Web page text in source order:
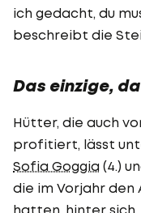
ich gedacht, du
beschreibt die
Das einzige,
Hütter, die auch
profitiert, lässt
Sofia Goggia (4.)
die im Vorjahr
hatten, hinter